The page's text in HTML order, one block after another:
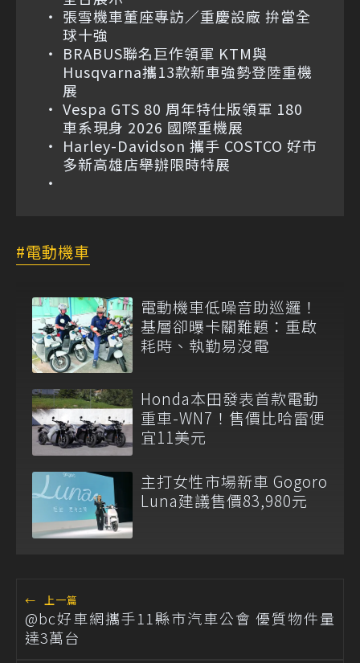
張雪機車董座專訪／重慶設廠 拚當全
球十強
BRABUS聯名巨作領軍 KTM與
Husqvarna攜13款新車強勢登陸重機
展
Vespa GTS 80 周年特仕版領軍 180
車系現身 2026 國際重機展
Harley-Davidson 攜手 COSTCO 好市
多新高雄店舉辦限時特展
電動機車
電動機車低噪音助巡邏！
基層卻曝卡關難題：重啟
耗時、執勤易沒電
Honda本田發表首款電動
重車-WN7！售價比哈雷便
宜11美元
主打女性市場新車 Gogoro
Luna建議售價83,980元
← 上一篇
@bc好車網攜手11縣市汽車公會 優質物件量
達3萬台